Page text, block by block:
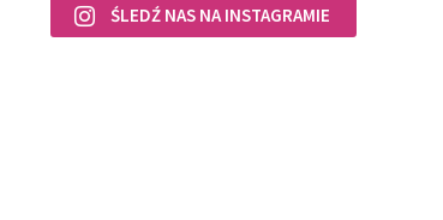
ŚLEDŹ NAS NA INSTAGRAMIE